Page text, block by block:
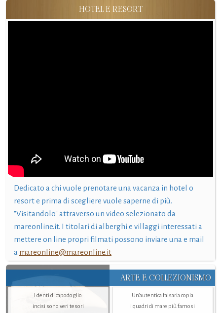
HOTEL E RESORT
Dedicato a chi vuole prenotare una vacanza in hotel o
resort e prima di scegliere vuole saperne di più.
"Visitandolo" attraverso un video selezionato da
mareonline.it. I titolari di alberghi e villaggi interessati a
mettere on line propri filmati possono inviare una e mail
a mareonline@mareonline.it
ARTE E COLLEZIONISMO
I denti di capodoglio
incisi sono veri tesori
Un’autentica falsaria copia
i quadri di mare più famosi